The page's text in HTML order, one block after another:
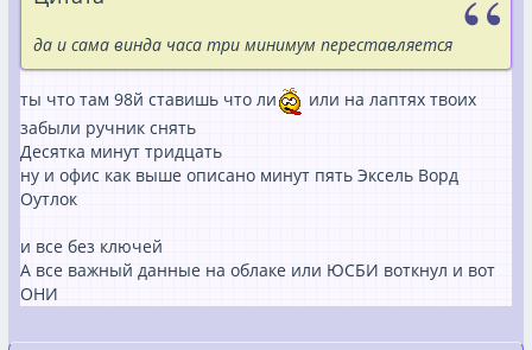
да и сама винда часа три минимум переставляется
ты что там 98й ставишь что ли
или на лаптях твоих
забыли ручник снять
Десятка минут тридцать
ну и офис как выше описано минут пять Эксель Ворд
Оутлок
и все без ключей
А все важный данные на облаке или ЮСБИ воткнул и вот
ОНИ